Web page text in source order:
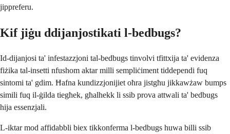
jippreferu.
Kif jiġu ddijanjostikati l-bedbugs?
Id-dijanjosi ta' infestazzjoni tal-bedbugs tinvolvi tfittxija ta' evidenza
fiżika tal-insetti nfushom aktar milli sempliċiment tiddependi fuq
sintomi ta' gdim. Ħafna kundizzjonijiet oħra jistgħu jikkawżaw bumps
simili fuq il-ġilda tiegħek, għalhekk li ssib prova attwali ta' bedbugs
hija essenzjali.
L-iktar mod affidabbli biex tikkonferma l-bedbugs huwa billi ssib